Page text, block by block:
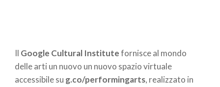
Il Google Cultural Institutefornisce al mondo
delle arti un nuovo un nuovo spazio virtuale
accessibile su g.co/performingarts, realizzato in